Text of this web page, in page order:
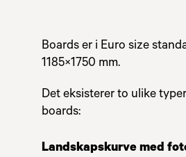
Boards er i Euro size
1185×1750 mm.
Det eksisterer to ulike
boards:
Landskapskurve med